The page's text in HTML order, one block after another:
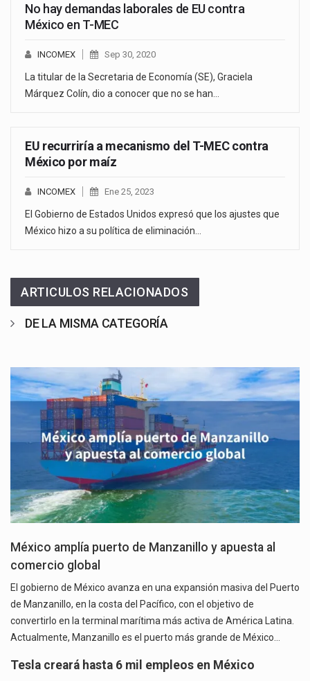
No hay demandas laborales de EU contra
México en T-MEC
INCOMEX Sep 30, 2020
La titular de la Secretaria de Economía (SE), Graciela
Márquez Colín, dio a conocer que no se han…
EU recurriría a mecanismo del T-MEC contra
México por maíz
INCOMEX Ene 25, 2023
El Gobierno de Estados Unidos expresó que los ajustes que
México hizo a su política de eliminación…
ARTICULOS RELACIONADOS
DE LA MISMA CATEGORÍA
México amplía puerto de Manzanillo y apuesta al
comercio global
El gobierno de México avanza en una expansión masiva del Puerto
de Manzanillo, en la costa del Pacífico, con el objetivo de
convertirlo en la terminal marítima más activa de América Latina.
Actualmente, Manzanillo es el puerto más grande de México…
Tesla creará hasta 6 mil empleos en México